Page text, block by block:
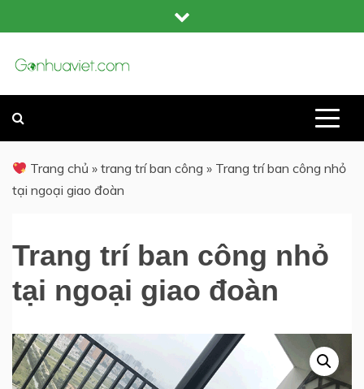
to
GỖ NHỰA VIỆT
Trang chủ »trang trí ban công » Trang trí ban công nhỏ
tại ngoại giao đoàn
Trang trí ban công nhỏ
tại ngoại giao đoàn